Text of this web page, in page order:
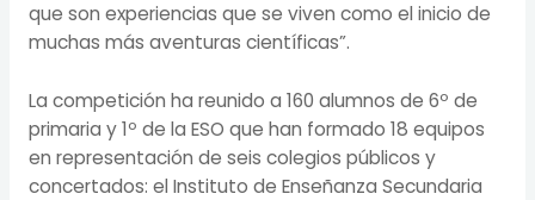
que son experiencias que se viven como el inicio de
muchas más aventuras científicas”.
La competición ha reunido a 160 alumnos de 6º de
primaria y 1º de la ESO que han formado 18 equipos
en representación de seis colegios públicos y
concertados: el Instituto de Enseñanza Secundaria